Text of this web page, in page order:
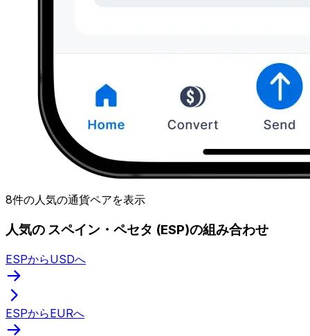
8件の人気の通貨ペアを表示
人気の スペイン・ペセタ (ESP)の組み合わせ
ESPからUSDへ
ESPからEURへ